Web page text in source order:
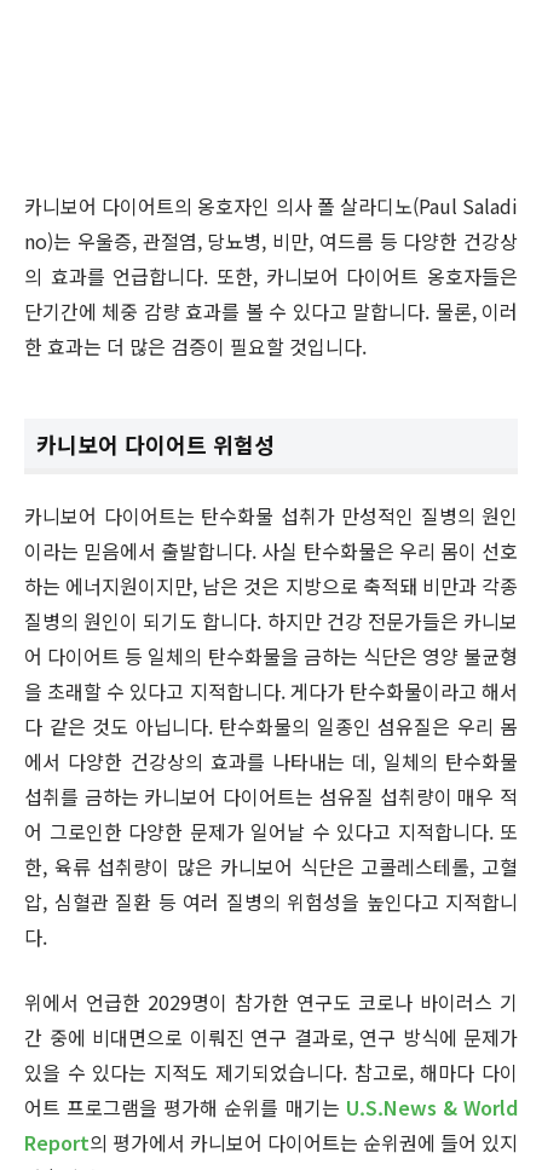
카니보어 다이어트의 옹호자인 의사 폴 살라디노(Paul Saladi
no)는 우울증, 관절염, 당뇨병, 비만, 여드름 등 다양한 건강상
의 효과를 언급합니다. 또한, 카니보어 다이어트 옹호자들은
단기간에 체중 감량 효과를 볼 수 있다고 말합니다. 물론, 이러
한 효과는 더 많은 검증이 필요할 것입니다.
카니보어 다이어트 위험성
카니보어 다이어트는 탄수화물 섭취가 만성적인 질병의 원인
이라는 믿음에서 출발합니다. 사실 탄수화물은 우리 몸이 선호
하는 에너지원이지만, 남은 것은 지방으로 축적돼 비만과 각종
질병의 원인이 되기도 합니다. 하지만 건강 전문가들은 카니보
어 다이어트 등 일체의 탄수화물을 금하는 식단은 영양 불균형
을 초래할 수 있다고 지적합니다. 게다가 탄수화물이라고 해서
다 같은 것도 아닙니다. 탄수화물의 일종인 섬유질은 우리 몸
에서 다양한 건강상의 효과를 나타내는 데, 일체의 탄수화물
섭취를 금하는 카니보어 다이어트는 섬유질 섭취량이 매우 적
어 그로인한 다양한 문제가 일어날 수 있다고 지적합니다. 또
한, 육류 섭취량이 많은 카니보어 식단은 고콜레스테롤, 고혈
압, 심혈관 질환 등 여러 질병의 위험성을 높인다고 지적합니
다.
위에서 언급한 2029명이 참가한 연구도 코로나 바이러스 기
간 중에 비대면으로 이뤄진 연구 결과로, 연구 방식에 문제가
있을 수 있다는 지적도 제기되었습니다. 참고로, 해마다 다이
어트 프로그램을 평가해 순위를 매기는 U.S.News & World
Report의 평가에서 카니보어 다이어트는 순위권에 들어 있지